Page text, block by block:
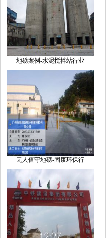
地磅案例-水泥搅拌站行业
无人值守地磅-固废环保行